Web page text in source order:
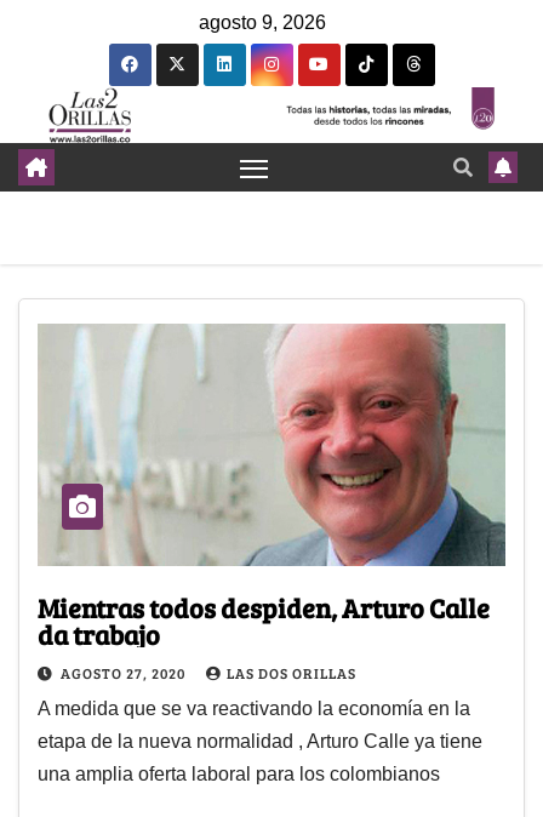
agosto 9, 2026
Mientras todos despiden, Arturo Calle
da trabajo
AGOSTO 27, 2020 LAS DOS ORILLAS
A medida que se va reactivando la economía en la
etapa de la nueva normalidad , Arturo Calle ya tiene
una amplia oferta laboral para los colombianos